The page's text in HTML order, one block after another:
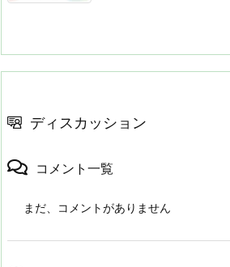
ディスカッション
コメント一覧
まだ、コメントがありません